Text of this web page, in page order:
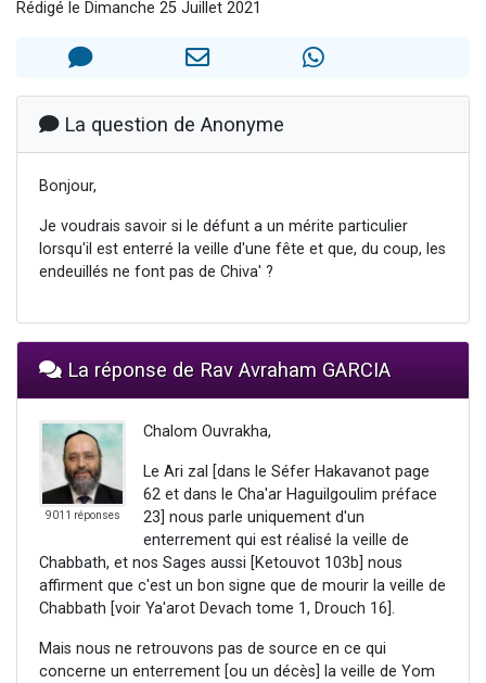
Il reste 49 places pour étudier en groupe sur Zoom
Eva vient de donner son Maasser
Rédigé le Dimanche 25 Juillet 2021
La question de Anonyme
Bonjour,
Je voudrais savoir si le défunt a un mérite particulier
lorsqu'il est enterré la veille d'une fête et que, du coup, les
endeuillés ne font pas de Chiva' ?
La réponse de Rav Avraham GARCIA
9011 réponses
Chalom Ouvrakha,
Le Ari zal [dans le Séfer Hakavanot page
62 et dans le Cha'ar Haguilgoulim préface
23] nous parle uniquement d'un
enterrement qui est réalisé la veille de
Chabbath, et nos Sages aussi [Ketouvot 103b] nous
affirment que c'est un bon signe que de mourir la veille de
Chabbath [voir Ya'arot Devach tome 1, Drouch 16].
Mais nous ne retrouvons pas de source en ce qui
concerne un enterrement [ou un décès] la veille de Yom